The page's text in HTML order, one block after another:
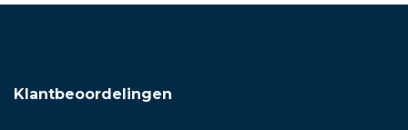
Klantbeoordelingen